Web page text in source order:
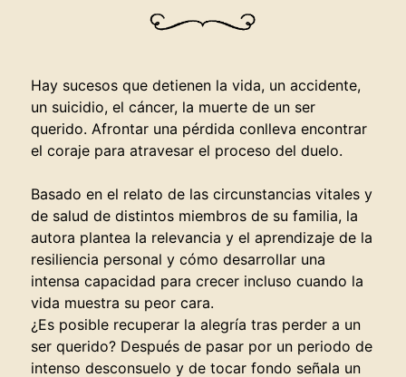
Hay sucesos que detienen la vida, un accidente,
un suicidio, el cáncer, la muerte de un ser
querido. Afrontar una pérdida conlleva encontrar
el coraje para atravesar el proceso del duelo.
Basado en el relato de las circunstancias vitales y
de salud de distintos miembros de su familia, la
autora plantea la relevancia y el aprendizaje de la
resiliencia personal y cómo desarrollar una
intensa capacidad para crecer incluso cuando la
vida muestra su peor cara.
¿Es posible recuperar la alegría tras perder a un
ser querido? Después de pasar por un periodo de
intenso desconsuelo y de tocar fondo señala un